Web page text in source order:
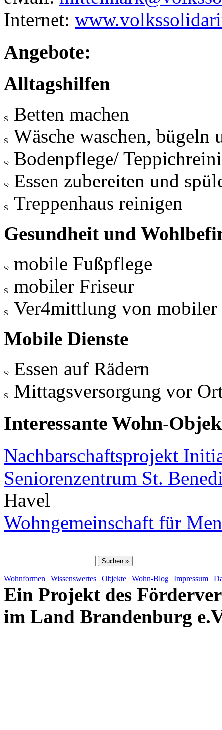
Internet:
Angebote:
Alltagshilfen
Betten machen
Wäsche waschen, bügeln
Bodenpflege/
Essen zubereiten und
Treppenhaus reinigen
Gesundheit und
mobile Fußpflege
mobiler Friseur
Ver4mittlung von
Mobile Dienste
Essen auf Rädern
Mittagsversorgung vor
Interessante Wohn-
Nachbarschaftsprojekt
Seniorenzentrum St.
Havel
Wohngemeinschaft für
Wohnformen | Wissenswertes | Objekte | Wohn-Blog | Impressum |
Ein Projekt des
im Land Brandenburg